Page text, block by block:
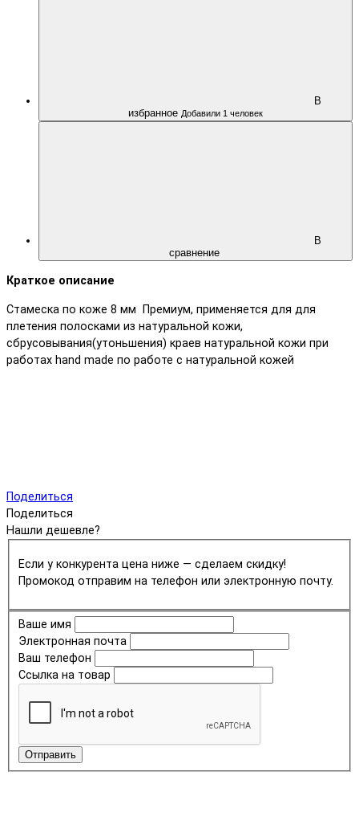
В
избранное Добавили 1 человек
В
сравнение
Краткое описание
Стамеска по коже 8 мм Премиум, применяется для для
плетения полосками из натуральной кожи,
сбрусовывания(утоньшения) краев натуральной кожи при
работах hand made по работе с натуральной кожей
Поделиться
Поделиться
Нашли дешевле?
Если у конкурента цена ниже — сделаем скидку!
Промокод отправим на телефон или электронную почту.
Ваше имя
Электронная почта
Ваш телефон
Ссылка на товар
Отправить